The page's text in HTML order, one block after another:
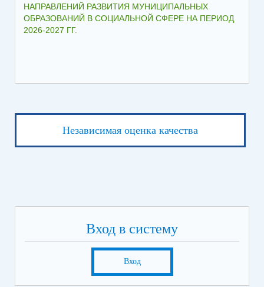
НАПРАВЛЕНИЙ РАЗВИТИЯ МУНИЦИПАЛЬНЫХ
ОБРАЗОВАНИЙ В СОЦИАЛЬНОЙ СФЕРЕ НА ПЕРИОД
2026-2027 ГГ.
Независимая оценка качества
Вход в систему
Вход